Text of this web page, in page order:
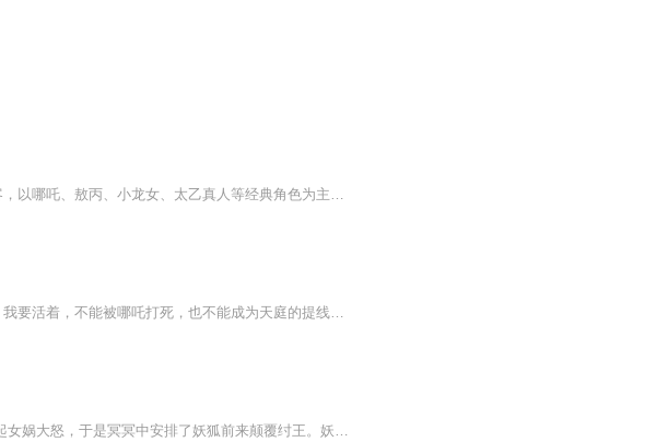
《太乙师父爆笑成语》是一套专为孩子打造的趣味成语启蒙播客，以哪吒、敖丙、小龙女、太乙真人等经典角色为主角，用天庭学堂、龙宫探险、陈塘关日常等奇幻故事，把 100 个核心成语讲得生动好记。全季计划制作 100 集（预计会根据实际情况调整，最少100集）...
【内容简介】穿越初生的敖丙，不一样的龙族，不一样的洪荒。我要活着，不能被哪吒打死，也不能成为天庭的提线木偶。必须苟，只有苟才是王道！【作者/主播】作者：渭颉宏途主播：竹音电台FM【购买须知】1、本作品为付费有声书，前40集为免费试听，购买成功...
纣王荒yin无度，竟在拜祭女娲娘娘庙时轻薄女娲娘娘金身，引起女娲大怒，于是冥冥中安排了妖狐前来颠覆纣王。妖狐附身在被选送入宫的美女妲己，并上了她的身，从此商朝永无安宁。纣王十分宠幸妲己，对她言听计从。妲己说要吃比干的玲珑七窍心，纣王就命比干...